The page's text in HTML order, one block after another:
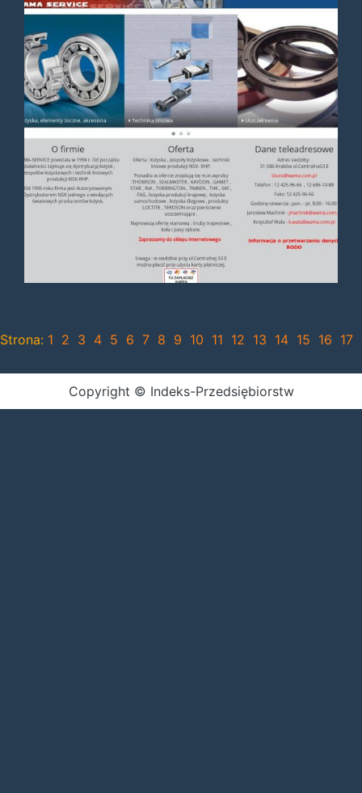
Strona: 1 2 3 4 5 6 7 8 9 10 11 12 13 14 15 16 17
Copyright © Indeks-Przedsiębiorstw